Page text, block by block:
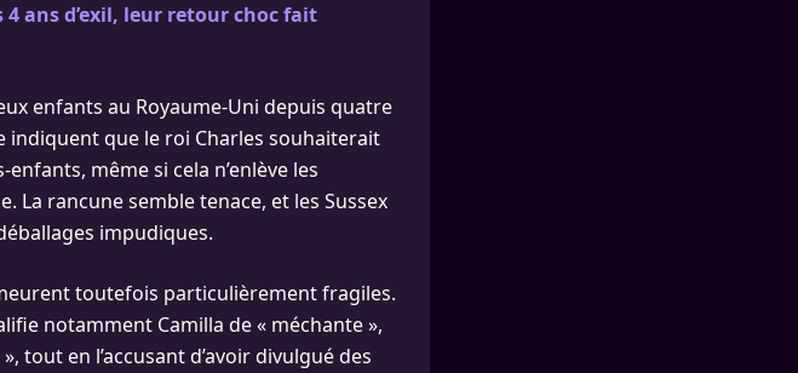
ans d’exil, leur retour choc fait
enfants au Royaume-Uni depuis quatre
indiquent que le roi Charles souhaiterait
même si cela n’enlève les
La rancune semble tenace, et les Sussex
impudiques.
toutefois particulièrement fragiles.
notamment Camilla de « méchante »,
tout en l’accusant d’avoir divulgué des